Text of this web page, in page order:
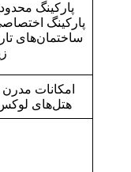
پارکینگ
پارکینگ
ساختمان‌های
امکانات مدرن
هتل‌های لوکس